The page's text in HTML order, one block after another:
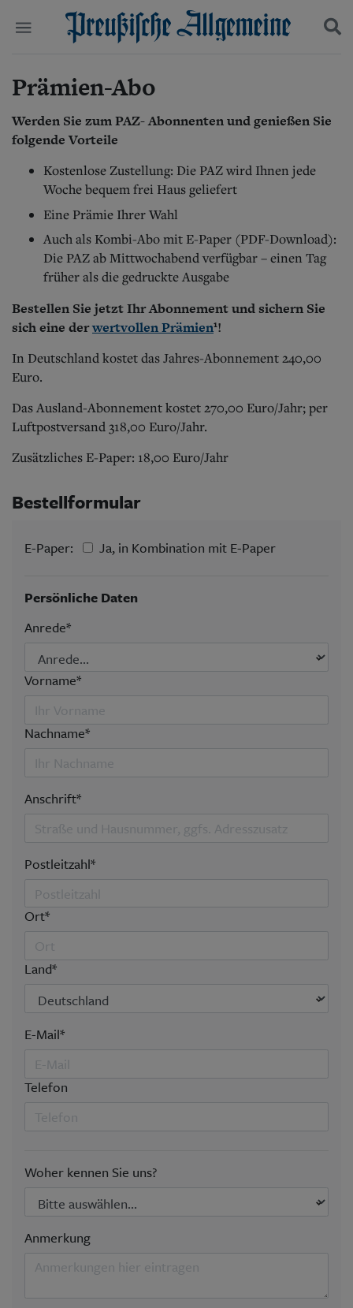
Start
Wer wir sind
Aktuelle Ausgabe
Abo Prämien
Archiv
Wirtschaft
Leben
Geschichte
Ostpreußen
Pommern
Berlin-Brandenburg
Schlesien
Danzig und Westpreußen
Suchen und finden
Prämien-Abo
Werden Sie zum PAZ- Abonnenten und genießen Sie
folgende Vorteile
Kostenlose Zustellung: Die PAZ wird Ihnen jede
Woche bequem frei Haus geliefert
Eine Prämie Ihrer Wahl
Auch als Kombi-Abo mit E-Paper (PDF-Download):
Die PAZ ab Mittwochabend verfügbar – einen Tag
früher als die gedruckte Ausgabe
Bestellen Sie jetzt Ihr Abonnement und sichern Sie
sich eine derwertvollen Prämien1!
In Deutschland kostet das Jahres-Abonnement 240,00
Euro.
Das Ausland-Abonnement kostet 270,00 Euro/Jahr; per
Luftpostversand 318,00 Euro/Jahr.
Zusätzliches E-Paper: 18,00 Euro/Jahr
Bestellformular
E-Paper: Ja, in Kombination mit E-Paper
Persönliche Daten
Anrede*
Vorname*
Nachname*
Anschrift*
Postleitzahl*
Ort*
Land*
E-Mail*
Telefon
Woher kennen Sie uns?
Anmerkung